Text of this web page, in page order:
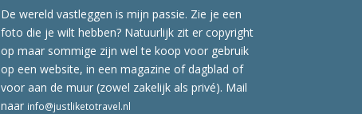
De wereld vastleggen is mijn passie. Zie je een
foto die je wilt hebben? Natuurlijk zit er copyright
op maar sommige zijn wel te koop voor gebruik
op een website, in een magazine of dagblad of
voor aan de muur (zowel zakelijk als privé). Mail
naar info@justliketotravel.nl